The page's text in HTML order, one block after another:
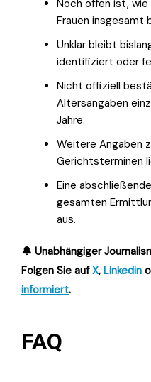
Noch offen ist, wie
Frauen insgesamt
Unklar bleibt
identifiziert oder
Nicht offiziell
Altersangaben
Jahre.
Weitere Angaben
Gerichtsterminen
Eine
gesamten
aus.
🔔 Unabhängiger
Folgen Sie aufX, Linkedin
informiert.
FAQ